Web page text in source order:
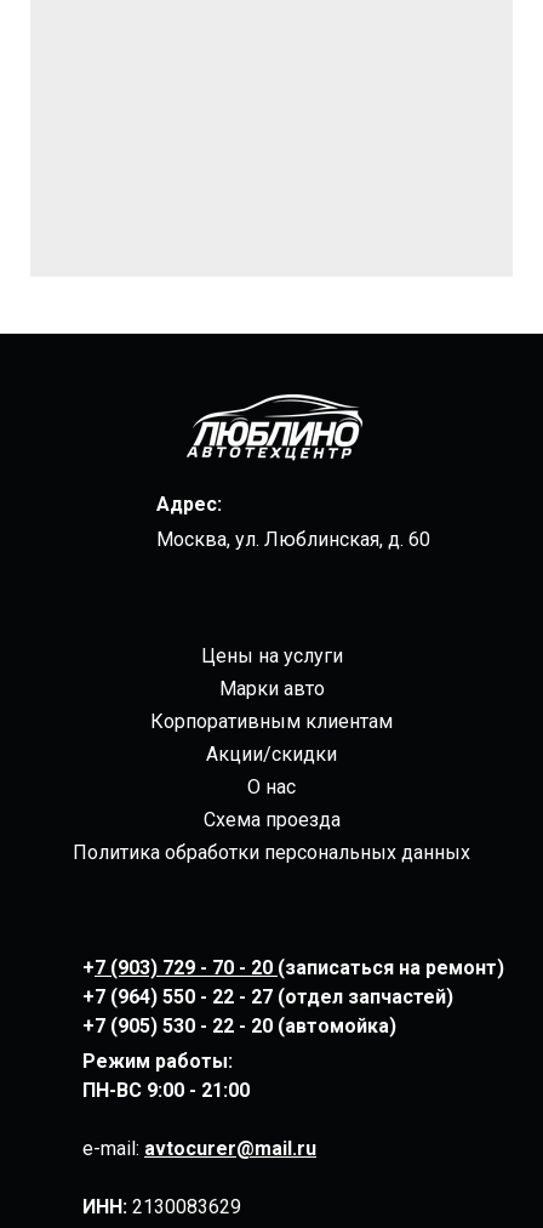
Адрес:
Москва, ул. Люблинская, д. 60
Цены на услуги
Марки авто
Корпоративным клиентам
Акции/скидки
О нас
Схема проезда
Политика обработки персональных данных
+7 (903) 729 - 70 - 20 (записаться на ремонт)
+7 (964) 550 - 22 - 27 (отдел запчастей)
+7 (905) 530 - 22 - 20 (автомойка)
Режим работы:
ПН-ВС 9:00 - 21:00
e-mail: avtocurer@mail.ru
ИНН: 2130083629